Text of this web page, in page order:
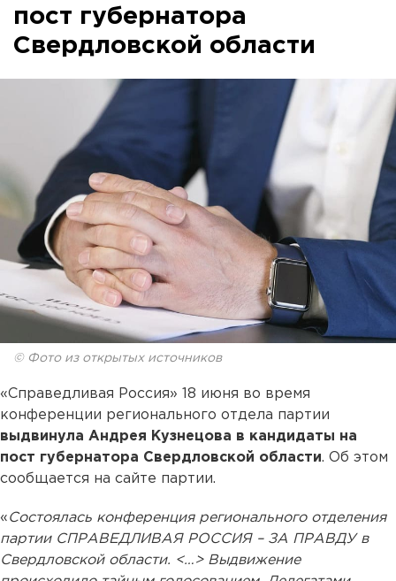
пост губернатора
Свердловской области
© Фото из открытых источников
«Справедливая Россия» 18 июня во время
конференции регионального отдела партии
выдвинула Андрея Кузнецова в кандидаты на
пост губернатора Свердловской области. Об этом
сообщается на сайте партии.
« Состоялась конференция регионального отделения
партии СПРАВЕДЛИВАЯ РОССИЯ – ЗА ПРАВДУ в
Свердловской области. <…> Выдвижение